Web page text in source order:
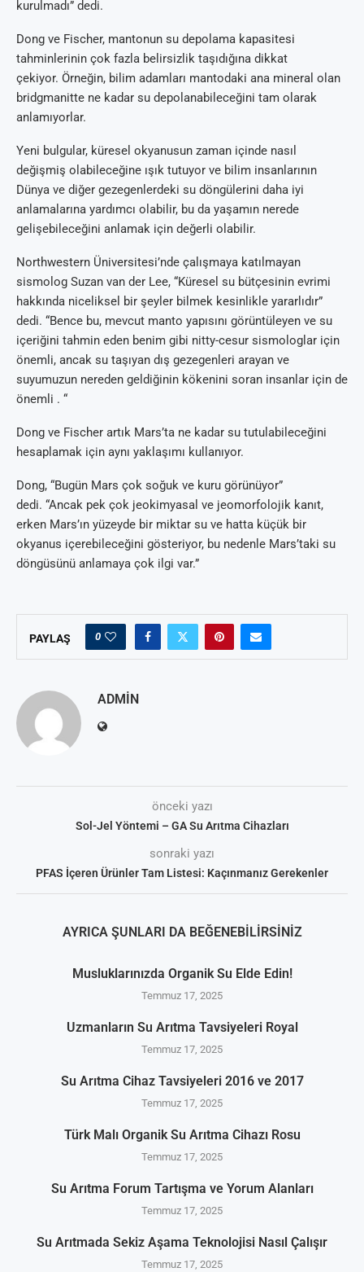
kurulmadı” dedi.
Dong ve Fischer, mantonun su depolama kapasitesi
tahminlerinin çok fazla belirsizlik taşıdığına dikkat
çekiyor. Örneğin, bilim adamları mantodaki ana mineral olan
bridgmanitte ne kadar su depolanabileceğini tam olarak
anlamıyorlar.
Yeni bulgular, küresel okyanusun zaman içinde nasıl
değişmiş olabileceğine ışık tutuyor ve bilim insanlarının
Dünya ve diğer gezegenlerdeki su döngülerini daha iyi
anlamalarına yardımcı olabilir, bu da yaşamın nerede
gelişebileceğini anlamak için değerli olabilir.
Northwestern Üniversitesi’nde çalışmaya katılmayan
sismolog Suzan van der Lee, “Küresel su bütçesinin evrimi
hakkında niceliksel bir şeyler bilmek kesinlikle yararlıdır”
dedi. “Bence bu, mevcut manto yapısını görüntüleyen ve su
içeriğini tahmin eden benim gibi nitty-cesur sismologlar için
önemli, ancak su taşıyan dış gezegenleri arayan ve
suyumuzun nereden geldiğinin kökenini soran insanlar için de
önemli . “
Dong ve Fischer artık Mars’ta ne kadar su tutulabileceğini
hesaplamak için aynı yaklaşımı kullanıyor.
Dong, “Bugün Mars çok soğuk ve kuru görünüyor”
dedi. “Ancak pek çok jeokimyasal ve jeomorfolojik kanıt,
erken Mars’ın yüzeyde bir miktar su ve hatta küçük bir
okyanus içerebileceğini gösteriyor, bu nedenle Mars’taki su
döngüsünü anlamaya çok ilgi var.”
PAYLAŞ 0
ADMIN
önceki yazı
Sol-Jel Yöntemi – GA Su Arıtma Cihazları
sonraki yazı
PFAS İçeren Ürünler Tam Listesi: Kaçınmanız Gerekenler
AYRICA ŞUNLARI DA BEĞENEBILIRSINIZ
Musluklarınızda Organik Su Elde Edin!
Temmuz 17, 2025
Uzmanların Su Arıtma Tavsiyeleri Royal
Temmuz 17, 2025
Su Arıtma Cihaz Tavsiyeleri 2016 ve 2017
Temmuz 17, 2025
Türk Malı Organik Su Arıtma Cihazı Rosu
Temmuz 17, 2025
Su Arıtma Forum Tartışma ve Yorum Alanları
Temmuz 17, 2025
Su Arıtmada Sekiz Aşama Teknolojisi Nasıl Çalışır
Temmuz 17, 2025